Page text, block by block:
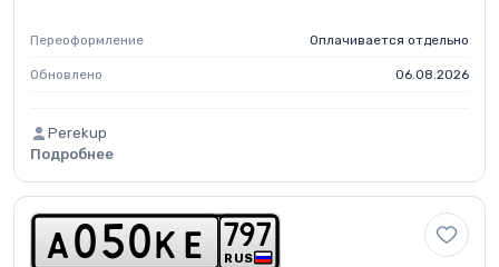
Переоформление Оплачивается отдельно
Обновлено 06.08.2026
Perekup
Подробнее
a 0 5 0 k e RUS
79 7